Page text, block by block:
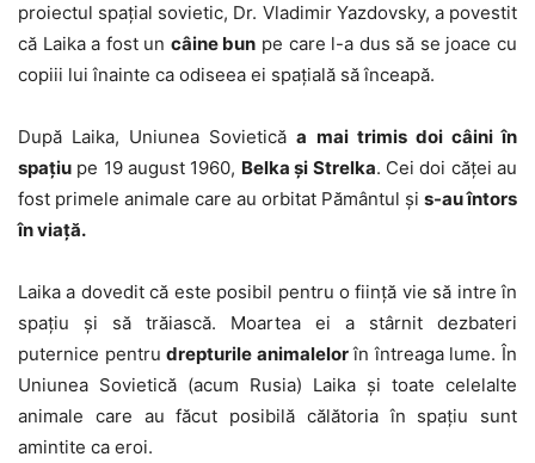
proiectul spațial sovietic, Dr. Vladimir Yazdovsky, a povestit
că Laika a fost un câine bun pe care l-a dus să se joace cu
copiii lui înainte ca odiseea ei spațială să înceapă.
După Laika, Uniunea Sovieticăa mai trimis doi câini în
spațiu pe 19 august 1960, Belka și Strelka. Cei doi căței au
fost primele animale care au orbitat Pământul și s-au întors
în viață.
Laika a dovedit că este posibil pentru o ființă vie să intre în
spațiu și să trăiască. Moartea ei a stârnit dezbateri
puternice pentrudrepturile animalelorîn întreaga lume. În
Uniunea Sovietică (acum Rusia) Laika și toate celelalte
animale care au făcut posibilă călătoria în spațiu sunt
amintite ca eroi.